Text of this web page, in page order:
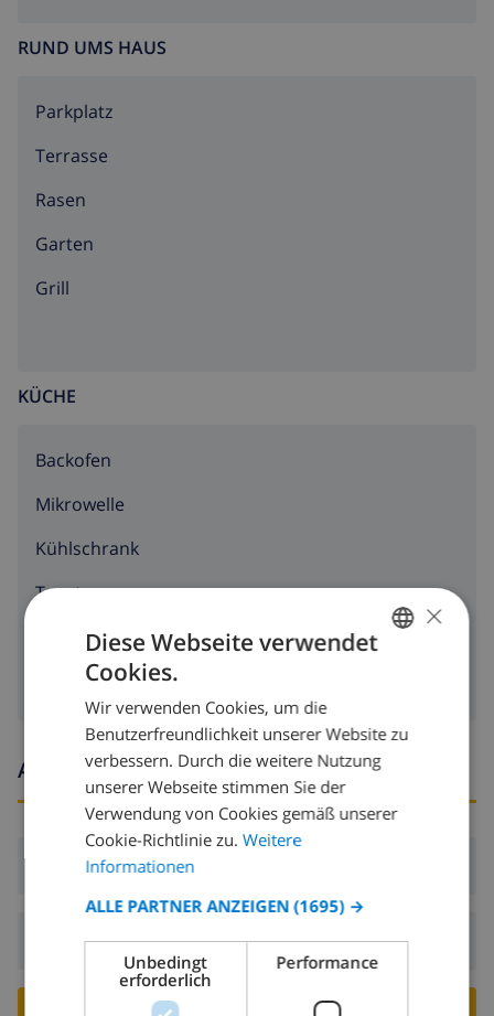
RUND UMS HAUS
Parkplatz
Terrasse
Rasen
Garten
Grill
KÜCHE
Backofen
Mikrowelle
Kühlschrank
Toaster
Geschirrspülmaschine
Ankunfts- und abfahrtszeiten
Ankunft:
Abreise:Vor: 10:00
DUTCH
SPANISH
GERMAN
ITALIAN
NORWEGIAN
×
Diese Webseite verwendet
Cookies.
Wir verwenden Cookies, um die
Benutzerfreundlichkeit unserer Website zu
verbessern. Durch die weitere Nutzung
unserer Webseite stimmen Sie der
Verwendung von Cookies gemäß unserer
Cookie-Richtlinie zu. Weitere
Informationen
ALLE PARTNER ANZEIGEN (1695) →
Unbedingt
erforderlich
Performance